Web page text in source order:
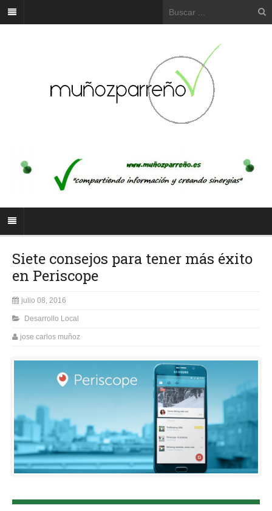
Siete consejos para tener más éxito
en Periscope
julio 08, 2016
Desarrollo Local
jose carlos muñoz